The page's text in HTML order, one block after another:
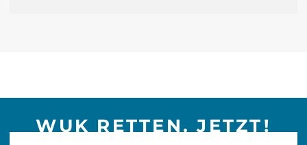
WUK RETTEN. JETZT!